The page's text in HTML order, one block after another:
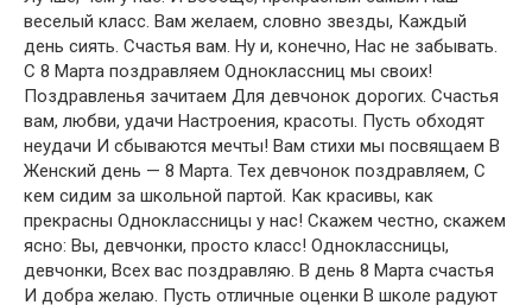
веселый класс. Вам желаем, словно звезды, Каждый
день сиять. Счастья вам. Ну и, конечно, Нас не забывать.
С 8 Марта поздравляем Одноклассниц мы своих!
Поздравленья зачитаем Для девчонок дорогих. Счастья
вам, любви, удачи Настроения, красоты. Пусть обходят
неудачи И сбываются мечты! Вам стихи мы посвящаем В
Женский день — 8 Марта. Тех девчонок поздравляем, С
кем сидим за школьной партой. Как красивы, как
прекрасны Одноклассницы у нас! Скажем честно, скажем
ясно: Вы, девчонки, просто класс! Одноклассницы,
девчонки, Всех вас поздравляю. В день 8 Марта счастья
И добра желаю. Пусть отличные оценки В школе радуют